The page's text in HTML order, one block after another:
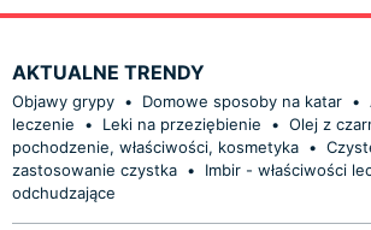
AKTUALNE TRENDY
Objawy grypy • Domowe sposoby na katar •
leczenie
• Leki na przeziębienie • Olej z
pochodzenie, właściwości, kosmetyka •
zastosowanie czystka •
Imbir - właściwości
odchudzające